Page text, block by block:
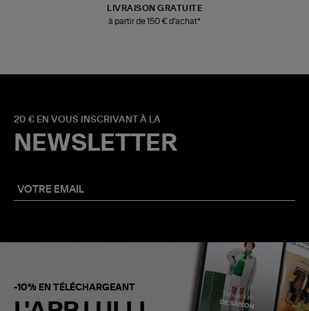
LIVRAISON GRATUITE
à partir de 150 € d'achat*
20 € EN VOUS INSCRIVANT À LA
NEWSLETTER
-10% EN TÉLÉCHARGEANT